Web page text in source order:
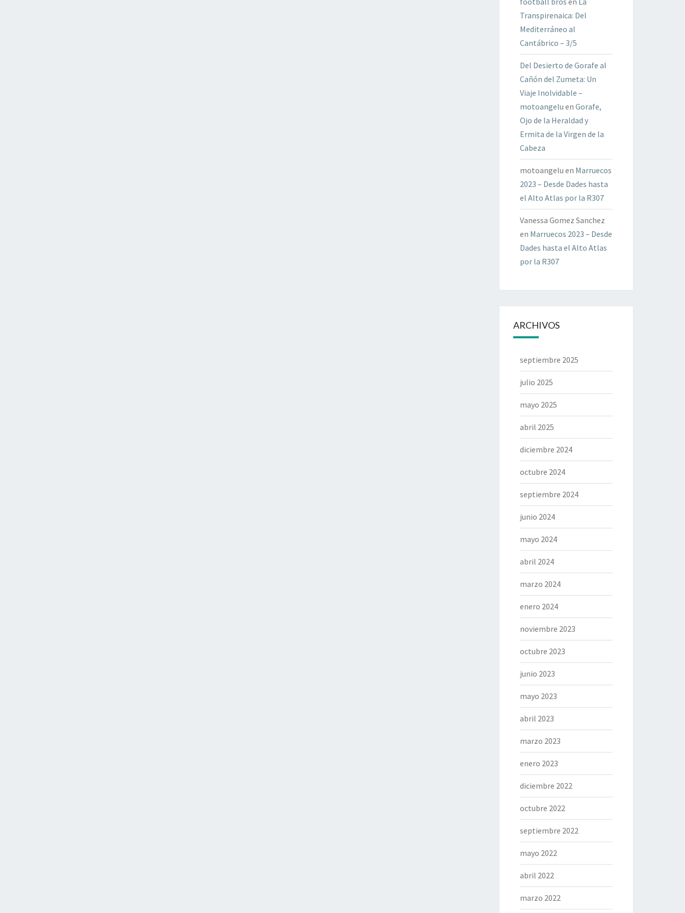
Transpirenaica: Del
Mediterráneo al
Cantábrico – 3/5
Del Desierto de Gorafe al
Cañón del Zumeta: Un
Viaje Inolvidable –
motoangelu en Gorafe,
Ojo de la Heraldad y
Ermita de la Virgen de la
Cabeza
motoangelu en Marruecos
2023 – Desde Dades hasta
el Alto Atlas por la R307
Vanessa Gomez Sanchez
en Marruecos 2023 – Desde
Dades hasta el Alto Atlas
por la R307
ARCHIVOS
septiembre 2025
julio 2025
mayo 2025
abril 2025
diciembre 2024
octubre 2024
septiembre 2024
junio 2024
mayo 2024
abril 2024
marzo 2024
enero 2024
noviembre 2023
octubre 2023
junio 2023
mayo 2023
abril 2023
marzo 2023
enero 2023
diciembre 2022
octubre 2022
septiembre 2022
mayo 2022
abril 2022
marzo 2022